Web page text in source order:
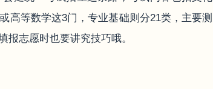
高等数学这3门，专业基础则分21类，主要测
志愿时也要讲究技巧哦。